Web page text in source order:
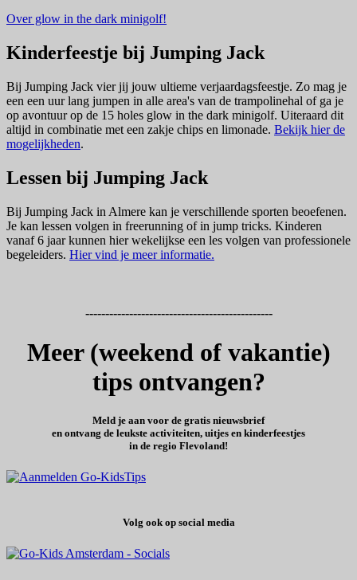
Over glow in the dark minigolf!
Kinderfeestje bij Jumping Jack
Bij Jumping Jack vier jij jouw ultieme verjaardagsfeestje. Zo mag je
een een uur lang jumpen in alle area's van de trampolinehal of ga je
op avontuur op de 15 holes glow in the dark minigolf. Uiteraard dit
altijd in combinatie met een zakje chips en limonade. Bekijk hier de
mogelijkheden.
Lessen bij Jumping Jack
Bij Jumping Jack in Almere kan je verschillende sporten beoefenen.
Je kan lessen volgen in freerunning of in jump tricks. Kinderen
vanaf 6 jaar kunnen hier wekelijkse een les volgen van professionele
begeleiders. Hier vind je meer informatie.
-----------------------------------------------
Meer (weekend of vakantie)
tips ontvangen?
Meld je aan voor de gratis nieuwsbrief
en ontvang de leukste activiteiten, uitjes en kinderfeestjes
in de regio Flevoland!
Volg ook op social media